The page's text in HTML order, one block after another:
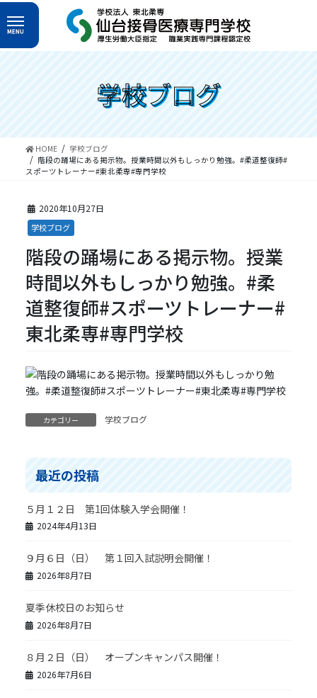
コ
ン
テ
ン
プ
ナ
ビ
ゲ
ー
動
学校ブログ
HOME
学校ブログ
階段の踊場にある掲示物。授業時間以外もしっかり勉強。#柔道整復師#
スポーツトレーナー#東北柔専#専門学校
2020年10月27日
学校ブログ
階段の踊場にある掲示物。授業
時間以外もしっかり勉強。#柔
道整復師#スポーツトレーナー#
東北柔専#専門学校
カテゴリー 学校ブログ
最近の投稿
５月１２日 第1回体験入学会開催！
2024年4月13日
９月６日（日） 第１回入試説明会開催！
2026年8月7日
夏季休校日のお知らせ
2026年8月7日
８月２日（日） オープンキャンパス開催！
2026年7月6日